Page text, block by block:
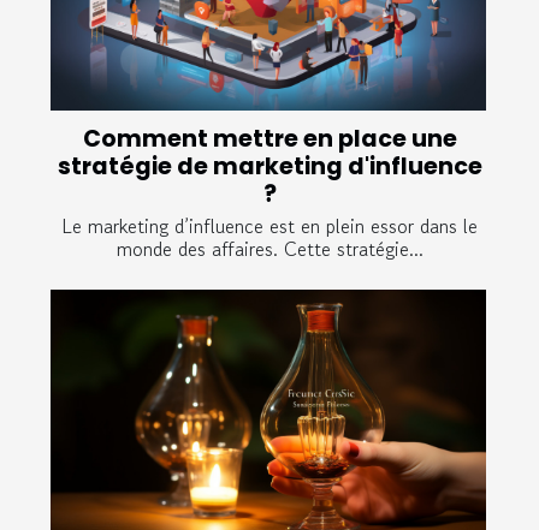
Comment mettre en place une
stratégie de marketing d'influence
?
Le marketing d’influence est en plein essor dans le
monde des affaires. Cette stratégie...